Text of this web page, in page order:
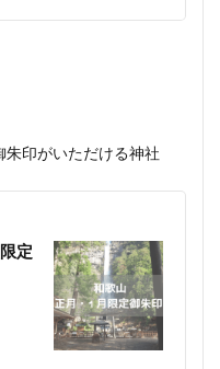
印がいただける神社
定